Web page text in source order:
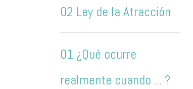
02 Ley de la Atracción
01 ¿Qué ocurre
realmente cuando ... ?